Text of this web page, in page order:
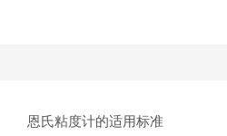
恩氏粘度计的适用标准